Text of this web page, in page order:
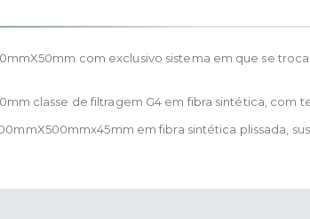
com exclusivo sistema em que se
classe de filtragem G4 em fibra sintética, com
em fibra sintética plissada,